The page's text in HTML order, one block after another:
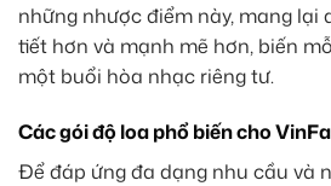
những nhược điểm này, mang lại
tiết hơn và mạnh mẽ hơn, biến
một buổi hòa nhạc riêng tư.
Các gói độ loa phổ biến cho
Để đáp ứng đa dạng nhu cầu và